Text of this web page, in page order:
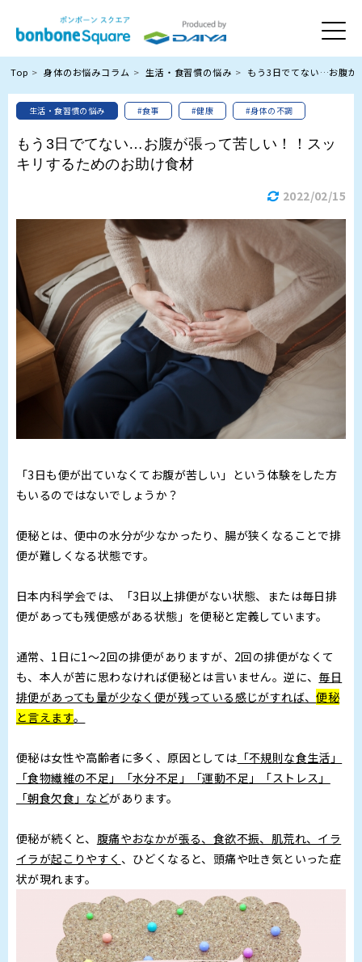
Top 身体のお悩みコラム 生活・食習慣の悩み もう3日でてない…お腹が
生活・食習慣の悩み #食事 #健康 #身体の不調
もう3日でてない…お腹が張って苦しい！！スッ
キリするためのお助け食材
2022/02/15
「3日も便が出ていなくてお腹が苦しい」という体験をした方
もいるのではないでしょうか？
便秘とは、便中の水分が少なかったり、腸が狭くなることで排
便が難しくなる状態です。
日本内科学会では、「3日以上排便がない状態、または毎日排
便があっても残便感がある状態」を便秘と定義しています。
通常、1日に1～2回の排便がありますが、2回の排便がなくて
も、本人が苦に思わなければ便秘とは言いません。逆に、 毎日
排便があっても量が少なく便が残っている感じがすれば、便秘
と言えます。
便秘は女性や高齢者に多く、原因としては 「不規則な食生活」
「食物繊維の不足」「水分不足」「運動不足」「ストレス」
「朝食欠食」などがあります。
便秘が続くと、 腹痛やおなかが張る、食欲不振、肌荒れ、イラ
イラが起こりやすく 、ひどくなると、頭痛や吐き気といった症
状が現れます。